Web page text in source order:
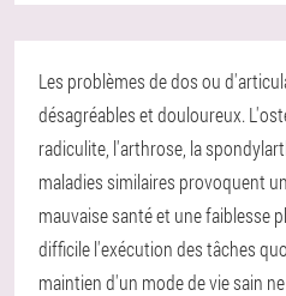
Les problèmes de dos ou
désagréables et douloureux.
radiculite, l'arthrose, la
maladies similaires provoquent
mauvaise santé et une faiblesse
difficile l'exécution des tâches
maintien d'un mode de vie sain